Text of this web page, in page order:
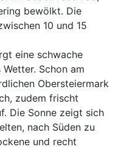
bewölkt. Die
10 und 15
eine schwache
Schon am
Obersteiermark
zudem frischt
Die Sonne zeigt sich
nach Süden zu
und recht